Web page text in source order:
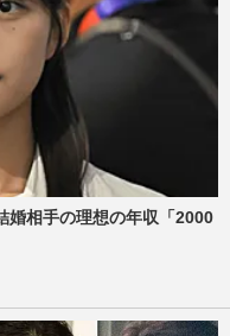
婚相手の理想の年収「2000